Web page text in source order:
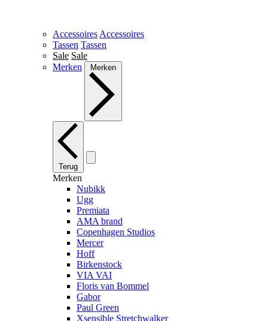
Accessoires Accessoires
Tassen Tassen
Sale Sale
Merken
Merken
Terug
Merken
Nubikk
Ugg
Premiata
AMA brand
Copenhagen Studios
Mercer
Hoff
Birkenstock
VIA VAI
Floris van Bommel
Gabor
Paul Green
Xsensible Stretchwalker